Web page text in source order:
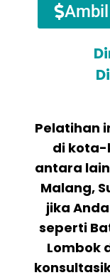
Pelatihan
di kota-
antara
Malang,
jika
seperti
Lombok